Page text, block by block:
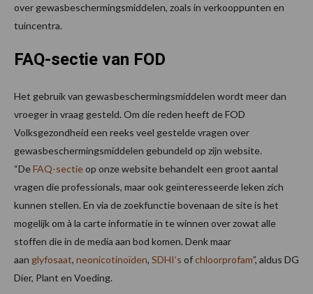
over gewasbeschermingsmiddelen, zoals in verkooppunten en
tuincentra.
FAQ-sectie van FOD
Het gebruik van gewasbeschermingsmiddelen wordt meer dan
vroeger in vraag gesteld. Om die reden heeft de FOD
Volksgezondheid een reeks veel gestelde vragen over
gewasbeschermingsmiddelen gebundeld op zijn website.
“DeFAQ-sectieop onze website behandelt een groot aantal
vragen die professionals, maar ook geïnteresseerde leken zich
kunnen stellen. En via de zoekfunctie bovenaan de site is het
mogelijk om à la carte informatie in te winnen over zowat alle
stoffen die in de media aan bod komen. Denk maar
aan glyfosaat, neonicotinoïden, SDHI’s ofchloorprofam”, aldus DG
Dier, Plant en Voeding.